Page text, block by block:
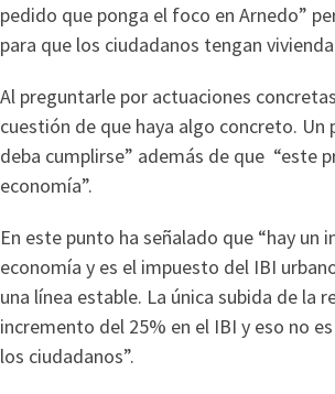
pedido que ponga el foco en Arnedo”
para que los ciudadanos tengan vivienda
Al preguntarle por actuaciones
cuestión de que haya algo concreto.
deba cumplirse” además de que “este
economía”.
En este punto ha señalado que “hay
economía y es el impuesto del IBI
una línea estable. La única subida de la
incremento del 25% en el IBI y eso no
los ciudadanos”.